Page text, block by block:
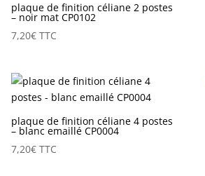
plaque de finition céliane 2 postes
– noir mat CP0102
7,20€ TTC
plaque de finition céliane 4 postes
– blanc emaillé CP0004
7,20€ TTC